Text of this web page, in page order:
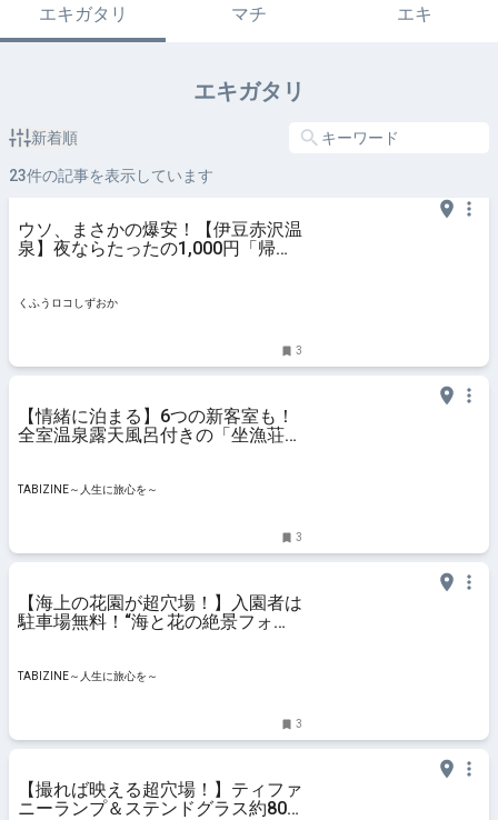
エキガタリ マチ エキ
エキガタリ
新着順
23件の記事を表示しています
ウソ、まさかの爆安！【伊豆赤沢温
泉】夜ならたったの1,000円「帰り
くふうロコしずおか
3
【情緒に泊まる】6つの新客室も！
全室温泉露天風呂付きの「坐漁荘」
TABIZINE～人生に旅心を～
3
【海上の花園が超穴場！】入園者は
駐車場無料！“海と花の絶景フォト
TABIZINE～人生に旅心を～
TABIZINE～人生に旅心を～
3
【撮れば映える超穴場！】ティファ
ニーランプ＆ステンドグラス約80